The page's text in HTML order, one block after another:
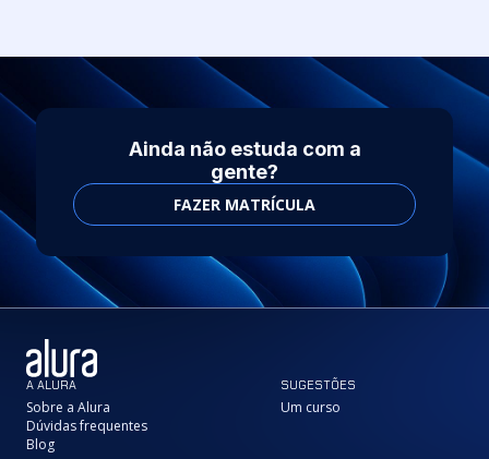
Ainda não estuda com a
gente?
FAZER MATRÍCULA
A ALURA
Sobre a Alura
Dúvidas frequentes
Blog
SUGESTÕES
Um curso